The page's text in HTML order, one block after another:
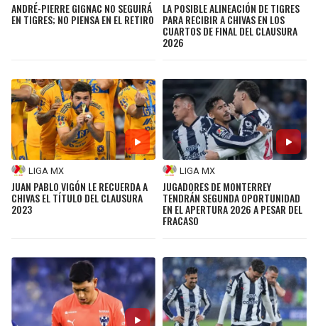
ANDRÉ-PIERRE GIGNAC NO SEGUIRÁ
EN TIGRES; NO PIENSA EN EL RETIRO
LA POSIBLE ALINEACIÓN DE TIGRES
PARA RECIBIR A CHIVAS EN LOS
CUARTOS DE FINAL DEL CLAUSURA
2026
LIGA MX
JUAN PABLO VIGÓN LE RECUERDA A
CHIVAS EL TÍTULO DEL CLAUSURA
2023
LIGA MX
JUGADORES DE MONTERREY
TENDRÁN SEGUNDA OPORTUNIDAD
EN EL APERTURA 2026 A PESAR DEL
FRACASO